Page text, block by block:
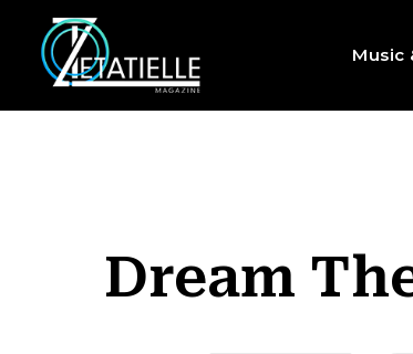
Music
Dream